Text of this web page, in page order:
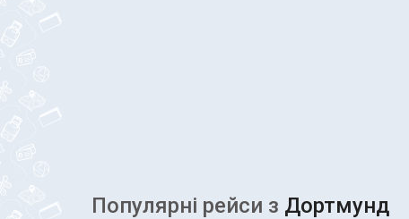
Популярні рейcи з Дортмунд